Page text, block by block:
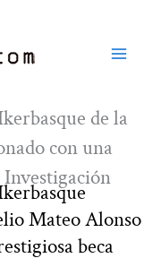
de la
con una
Investigación
Mateo Alonso
beca